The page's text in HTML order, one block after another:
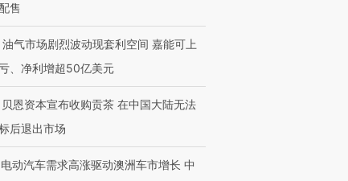
售
油气市场剧烈波动现套利空间 嘉能可上
、净利增超50亿美元
贝恩资本宣布收购贡茶 在中国大陆无法
后退出市场
电动汽车需求高涨驱动澳洲车市增长 中